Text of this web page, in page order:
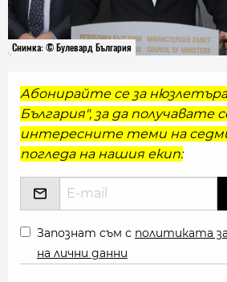
Снимка: © Булевард България
Абонирайте се за
България", за да получавате
интересните теми на
погледа на нашия екип:
Запознат съм с политиката
на лични данни